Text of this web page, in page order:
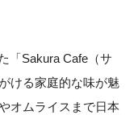
「Sakura Cafe（サ
ける家庭的な味が魅
オムライスまで日本